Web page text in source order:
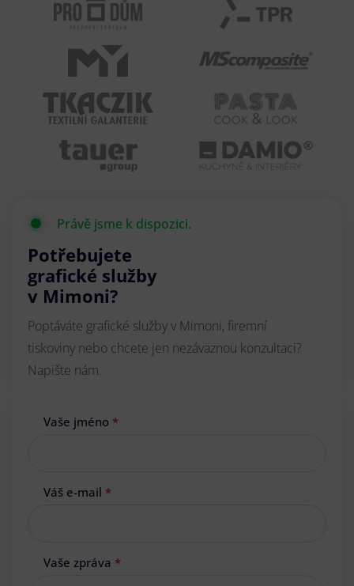
Právě jsme k dispozici.
Potřebujete
grafické služby
v Mimoni?
Poptáváte grafické služby v Mimoni, firemní
tiskoviny nebo chcete jen nezávaznou konzultaci?
Napište nám.
Vaše jméno *
Váš e-mail *
Vaše zpráva *